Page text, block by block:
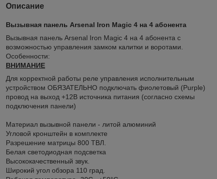
Описание
Вызывная панель Arsenal Iron Magic 4 на 4 абонента
Вызывная панель Arsenal Iron Magic 4 на 4 абонента с
возможностью управления замком калитки и воротами.
Особенности:
ВНИМАНИЕ
Для корректной работы реле управления исполнительным
устройством ОБЯЗАТЕЛЬНО подключать фиолетовый (Purple)
провод на выход +12В источника питания (согласно схемы
подключения панели)
Материал вызывной панели - литой алюминий
Угловой кронштейн в комплекте
Разрешение матрицы 800 ТВЛ.
Белая светодиодная подсветка
Высококачественный звук.
Широкий угол обзора 110 град.